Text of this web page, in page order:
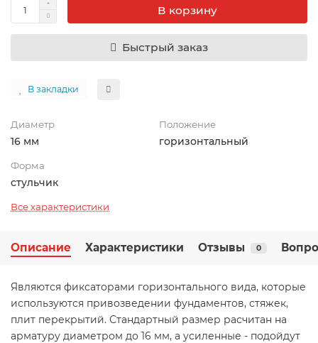
В корзину
Быстрый заказ
В закладки
Диаметр
16 мм
Положение
горизонтальный
Форма
стульчик
Все характеристики
Описание Характеристики Отзывы 0
Являются фиксаторами горизонтального вида, которые
используются привозведении фундаментов, стяжек,
плит перекрытий. Стандартный размер расчитан на
арматуру диаметром до 16 мм, а усиленные - подойдут